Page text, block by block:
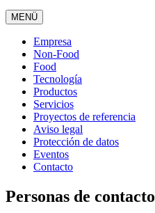
MENÜ
Empresa
Non-Food
Food
Tecnología
Productos
Servicios
Proyectos de referencia
Aviso legal
Protección de datos
Eventos
Contacto
Personas de contacto